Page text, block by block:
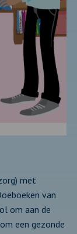
met
van
om aan de
een gezonde